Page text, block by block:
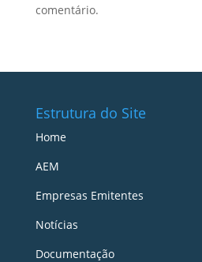
comentário.
Estrutura do Site
Home
AEM
Empresas Emitentes
Notícias
Documentação